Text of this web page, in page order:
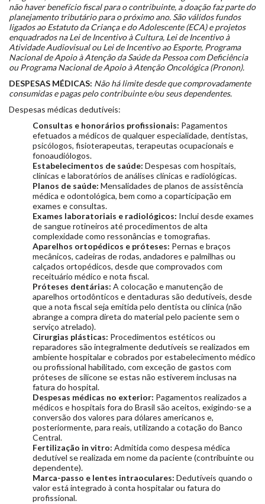
não haver benefício fiscal para o contribuinte, a doação faz parte do
planejamento tributário para o próximo ano. São válidos fundos
ligados ao Estatuto da Criança e do Adolescente (ECA) e projetos
enquadrados na Lei de Incentivo à Cultura, Lei de Incentivo à
Atividade Audiovisual ou Lei de Incentivo ao Esporte, Programa
Nacional de Apoio à Atenção da Saúde da Pessoa com Deficiência
ou Programa Nacional de Apoio à Atenção Oncológica (Pronon).
DESPESAS MÉDICAS: Não há limite desde que comprovadamente
consumidas e pagas pelo contribuinte e/ou seus dependentes.
Despesas médicas dedutíveis:
Consultas e honorários profissionais: Pagamentos
efetuados a médicos de qualquer especialidade, dentistas,
psicólogos, fisioterapeutas, terapeutas ocupacionais e
fonoaudiólogos.
Estabelecimentos de saúde: Despesas com hospitais,
clínicas e laboratórios de análises clínicas e radiológicas.
Planos de saúde: Mensalidades de planos de assistência
médica e odontológica, bem como a coparticipação em
exames e consultas.
Exames laboratoriais e radiológicos: Inclui desde exames
de sangue rotineiros até procedimentos de alta
complexidade como ressonâncias e tomografias.
Aparelhos ortopédicos e próteses: Pernas e braços
mecânicos, cadeiras de rodas, andadores e palmilhas ou
calçados ortopédicos, desde que comprovados com
receituário médico e nota fiscal.
Próteses dentárias: A colocação e manutenção de
aparelhos ortodônticos e dentaduras são dedutíveis, desde
que a nota fiscal seja emitida pelo dentista ou clínica (não
abrange a compra direta do material pelo paciente sem o
serviço atrelado).
Cirurgias plásticas: Procedimentos estéticos ou
reparadores são integralmente dedutíveis se realizados em
ambiente hospitalar e cobrados por estabelecimento médico
ou profissional habilitado, com exceção de gastos com
próteses de silicone se estas não estiverem inclusas na
fatura do hospital.
Despesas médicas no exterior: Pagamentos realizados a
médicos e hospitais fora do Brasil são aceitos, exigindo-se a
conversão dos valores para dólares americanos e,
posteriormente, para reais, utilizando a cotação do Banco
Central.
Fertilização in vitro: Admitida como despesa médica
dedutível se realizada em nome da paciente (contribuinte ou
dependente).
Marca-passo e lentes intraoculares: Dedutíveis quando o
valor está integrado à conta hospitalar ou fatura do
profissional.